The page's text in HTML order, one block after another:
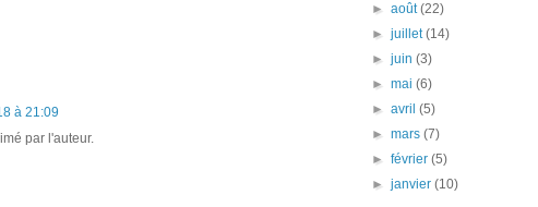
à 21:09
par l'auteur.
►août(22)
►juillet(14)
►juin(3)
►mai(6)
►avril(5)
►mars(7)
►février(5)
►janvier(10)